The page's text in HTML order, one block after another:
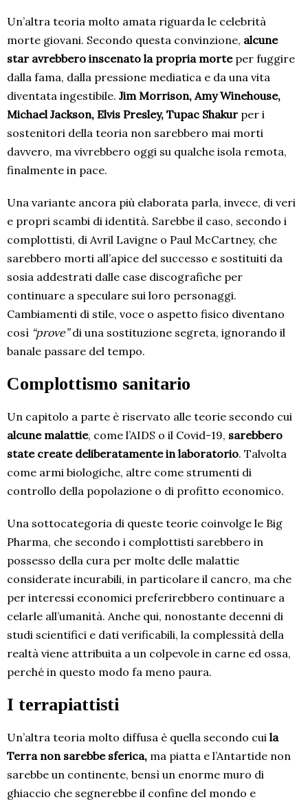
Un’altra teoria molto amata riguarda le celebrità
morte giovani. Secondo questa convinzione, alcune
star avrebbero inscenato la propria morte per fuggire
dalla fama, dalla pressione mediatica e da una vita
diventata ingestibile. Jim Morrison, Amy Winehouse,
Michael Jackson, Elvis Presley, Tupac Shakur per i
sostenitori della teoria non sarebbero mai morti
davvero, ma vivrebbero oggi su qualche isola remota,
finalmente in pace.
Una variante ancora più elaborata parla, invece, di veri
e propri scambi di identità. Sarebbe il caso, secondo i
complottisti, di Avril Lavigne o Paul McCartney, che
sarebbero morti all’apice del successo e sostituiti da
sosia addestrati dalle case discografiche per
continuare a speculare sui loro personaggi.
Cambiamenti di stile, voce o aspetto fisico diventano
così “prove”di una sostituzione segreta, ignorando il
banale passare del tempo.
Complottismo sanitario
Un capitolo a parte è riservato alle teorie secondo cui
alcune malattie, come l’AIDS o il Covid-19, sarebbero
state create deliberatamente in laboratorio. Talvolta
come armi biologiche, altre come strumenti di
controllo della popolazione o di profitto economico.
Una sottocategoria di queste teorie coinvolge le Big
Pharma, che secondo i complottisti sarebbero in
possesso della cura per molte delle malattie
considerate incurabili, in particolare il cancro, ma che
per interessi economici preferirebbero continuare a
celarle all’umanità. Anche qui, nonostante decenni di
studi scientifici e dati verificabili, la complessità della
realtà viene attribuita a un colpevole in carne ed ossa,
perché in questo modo fa meno paura.
I terrapiattisti
Un’altra teoria molto diffusa è quella secondo cui la
Terra non sarebbe sferica, ma piatta e l’Antartide non
sarebbe un continente, bensì un enorme muro di
ghiaccio che segnerebbe il confine del mondo e